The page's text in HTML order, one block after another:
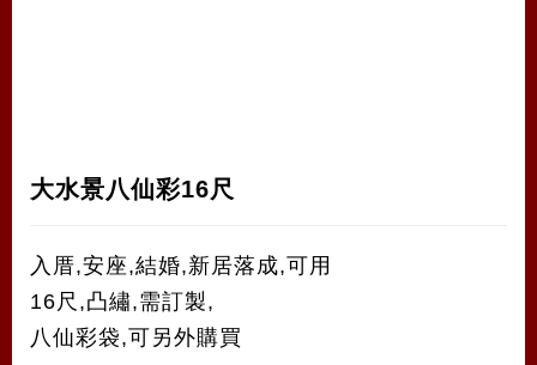
大水景八仙彩16尺
入厝,安座,結婚,新居落成,可用
16尺,凸繡,需訂製,
八仙彩袋,可另外購買